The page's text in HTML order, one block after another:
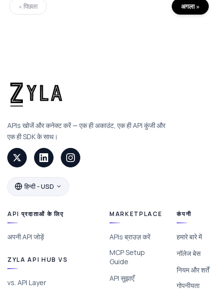
« पिछला अगला »
APIs खोजें और कनेक्ट करें — एक ही अकाउंट, एक ही API कुंजी और
एक ही SDK के साथ।
हिन्दी - USD
API प्रदाताओं के लिए
अपनी API जोड़ें
ZYLA API HUB VS
vs. API Layer
MARKETPLACE
APIs ब्राउज़ करें
MCP Setup
Guide
API सुझाएँ
कंपनी
हमारे बारे में
नॉलेज बेस
नियम और शर्तें
गोपनीयता